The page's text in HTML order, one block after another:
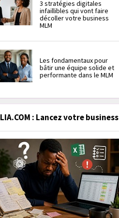
3 stratégies digitales
infaillibles qui vont faire
décoller votre business
MLM
Les fondamentaux pour
bâtir une équipe solide et
performante dans le MLM
: Lancez votre business